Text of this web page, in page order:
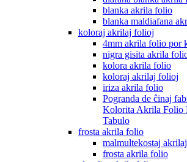
blanka akrila folio
blanka maldiafana
koloraj akrilaj folioj
4mm akrila folio por
nigra gisita akrila
kolora akrila folio
koloraj akrilaj folioj
iriza akrila folio
Pogranda de ĉinaj
Kolorita Akrila Folio
Tabulo
frosta akrila folio
malmultekostaj
frosta akrila folio